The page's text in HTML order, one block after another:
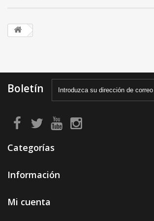
Boletín
Categorías
Información
Mi cuenta